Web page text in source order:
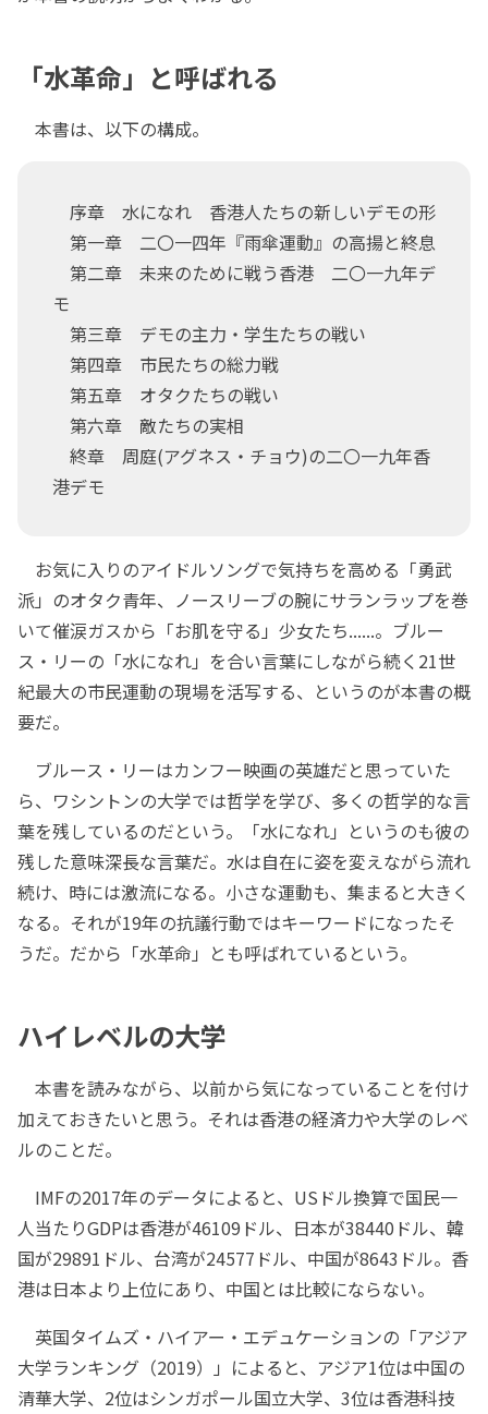
「水革命」と呼ばれる
本書は、以下の構成。
序章 水になれ 香港人たちの新しいデモの形
第一章 二〇一四年『雨傘運動』の高揚と終息
第二章 未来のために戦う香港 二〇一九年デ
モ
第三章 デモの主力・学生たちの戦い
第四章 市民たちの総力戦
第五章 オタクたちの戦い
第六章 敵たちの実相
終章 周庭(アグネス・チョウ)の二〇一九年香
港デモ
お気に入りのアイドルソングで気持ちを高める「勇武
派」のオタク青年、ノースリーブの腕にサランラップを巻
いて催涙ガスから「お肌を守る」少女たち......。ブルー
ス・リーの「水になれ」を合い言葉にしながら続く21世
紀最大の市民運動の現場を活写する、というのが本書の概
要だ。
ブルース・リーはカンフー映画の英雄だと思っていた
ら、ワシントンの大学では哲学を学び、多くの哲学的な言
葉を残しているのだという。「水になれ」というのも彼の
残した意味深長な言葉だ。水は自在に姿を変えながら流れ
続け、時には激流になる。小さな運動も、集まると大きく
なる。それが19年の抗議行動ではキーワードになったそ
うだ。だから「水革命」とも呼ばれているという。
ハイレベルの大学
本書を読みながら、以前から気になっていることを付け
加えておきたいと思う。それは香港の経済力や大学のレベ
ルのことだ。
IMFの2017年のデータによると、USドル換算で国民一
人当たりGDPは香港が46109ドル、日本が38440ドル、韓
国が29891ドル、台湾が24577ドル、中国が8643ドル。香
港は日本より上位にあり、中国とは比較にならない。
英国タイムズ・ハイアー・エデュケーションの「アジア
大学ランキング（2019）」によると、アジア1位は中国の
清華大学、2位はシンガポール国立大学、3位は香港科技